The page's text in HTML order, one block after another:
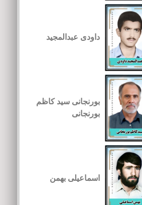
داودی عبدالمجید
بورنجانی سید کاظم
بورنجانی
اسماعیلی بهمن